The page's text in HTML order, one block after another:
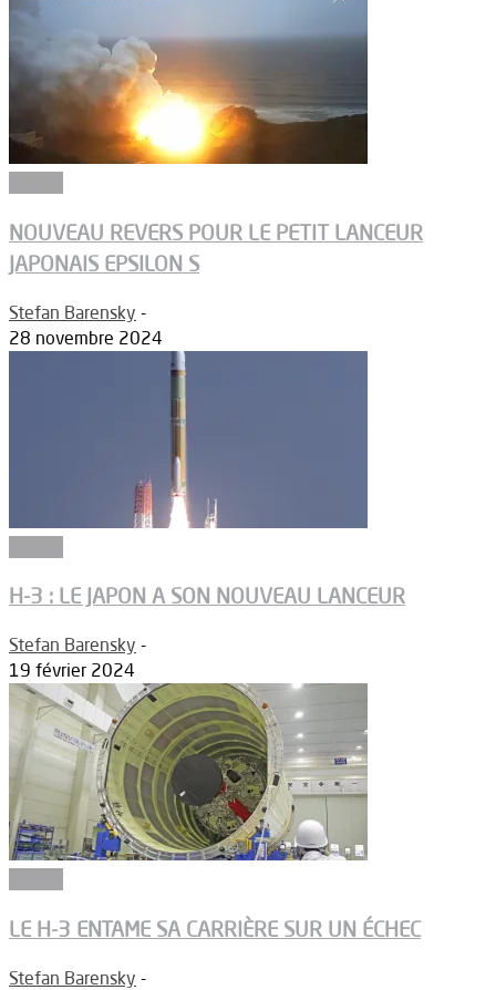
NOUVEAU REVERS POUR LE PETIT LANCEUR
JAPONAIS EPSILON S
Stefan Barensky -
28 novembre 2024
H-3 : LE JAPON A SON NOUVEAU LANCEUR
Stefan Barensky -
19 février 2024
LE H-3 ENTAME SA CARRIÈRE SUR UN ÉCHEC
Stefan Barensky -